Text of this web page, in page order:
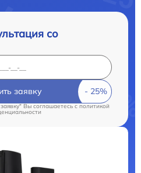
со
заявку
Вы соглашаетесь cполитикой